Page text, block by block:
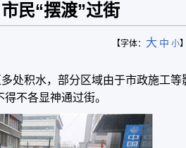
民“摆渡”过街
【字体： 大 中 小】
处积水，部分区域由于市政施工等
不各显神通过街。